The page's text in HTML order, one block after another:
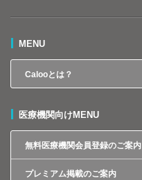
MENU
Calooとは？
医療機関向けMENU
無料医療機関会員登録のご案内
プレミアム掲載のご案内